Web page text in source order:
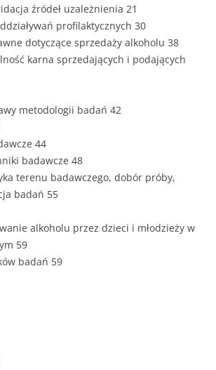
źródeł uzależnienia 21
profilaktycznych 30
dotyczące sprzedaży alkoholu 38
karna sprzedających i podających
metodologii badań 42
44
badawcze 48
terenu badawczego, dobór próby,
badań 55
alkoholu przez dzieci i młodzieży w
59
badań 59